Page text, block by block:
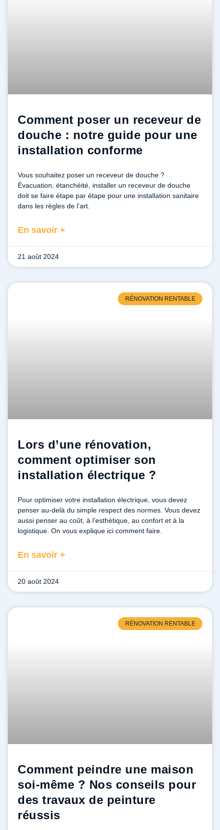
Comment poser un receveur de
douche : notre guide pour une
installation conforme
Vous souhaitez poser un receveur de douche ?
Évacuation, étanchéité, installer un receveur de douche
doit se faire étape par étape pour une installation sanitaire
dans les règles de l’art.
En savoir +
21 août 2024
RÉNOVATION RENTABLE
Lors d’une rénovation,
comment optimiser son
installation électrique ?
Pour optimiser votre installation électrique, vous devez
penser au-delà du simple respect des normes. Vous devez
aussi penser au coût, à l’esthétique, au confort et à la
logistique. On vous explique ici comment faire.
En savoir +
20 août 2024
RÉNOVATION RENTABLE
Comment peindre une maison
soi-même ? Nos conseils pour
des travaux de peinture
réussis